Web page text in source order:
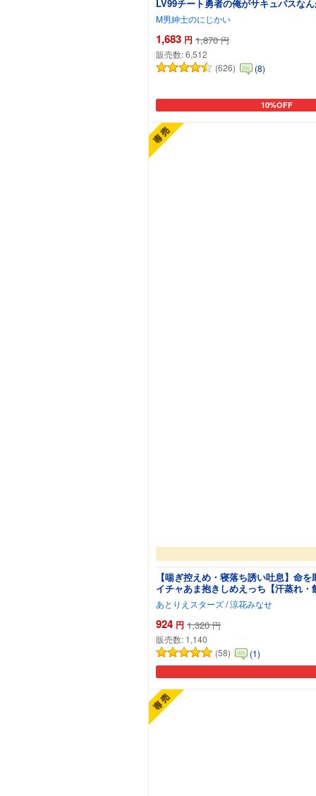
LV99チート勇者の俺がサキュバスな
M男紳士のにじかい
1,683 円 1,870 円
販売数:6,512
(626)
(8)
10%OFF
カートに追加
【喘ぎ控えめ・寝落ち誘い吐息】命
イチャあま抱きしめえっち【汗蒸れ・
あとりえスターズ/涼花みなせ
924 円 1,320 円
販売数: 1,140
(58)
(1)